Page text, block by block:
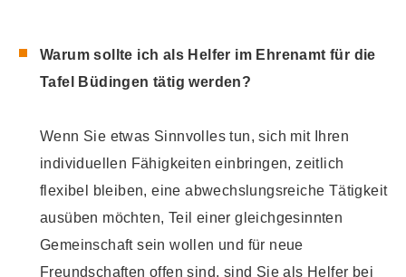
Warum sollte ich als Helfer im Ehrenamt für die
Tafel Büdingen tätig werden?
Wenn Sie etwas Sinnvolles tun, sich mit Ihren
individuellen Fähigkeiten einbringen, zeitlich
flexibel bleiben, eine abwechslungsreiche Tätigkeit
ausüben möchten, Teil einer gleichgesinnten
Gemeinschaft sein wollen und für neue
Freundschaften offen sind, sind Sie als Helfer bei